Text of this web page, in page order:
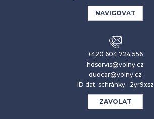
NAVIGOVAT
+420 604 724 556
hdservis@volny.cz
duocar@volny.cz
ID dat. schránky: 2yr9xsz
ZAVOLAT